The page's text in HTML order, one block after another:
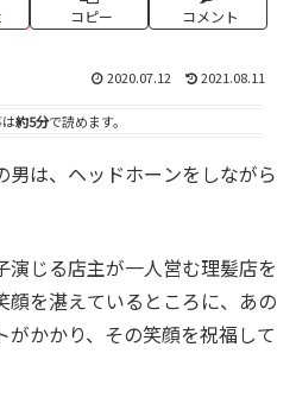
コピー コメント
2020.07.12 2021.08.11
約5分で読めます。
は、ヘッドホーンをしながら
演じる店主が一人営む理髪店を
を湛えているところに、あの
かかり、その笑顔を祝福して